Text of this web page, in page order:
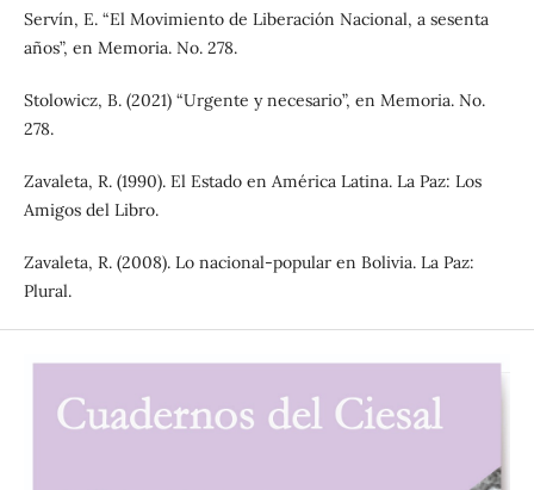
Servín, E. “El Movimiento de Liberación Nacional, a sesenta
años”, en Memoria. No. 278.
Stolowicz, B. (2021) “Urgente y necesario”, en Memoria. No.
278.
Zavaleta, R. (1990). El Estado en América Latina. La Paz: Los
Amigos del Libro.
Zavaleta, R. (2008). Lo nacional-popular en Bolivia. La Paz:
Plural.